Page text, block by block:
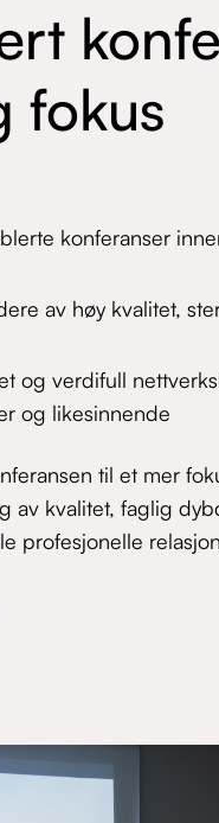
fokus
konferanser
av høy kvalitet,
og verdifull
og likesinnende
til et mer
av kvalitet, faglig
profesjonelle